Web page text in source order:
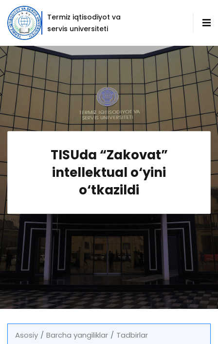
Termiz iqtisodiyot va
servis universiteti
TISUda “Zakovat”
intellektual o‘yini
o‘tkazildi
Asosiy Barcha yangiliklar Tadbirlar